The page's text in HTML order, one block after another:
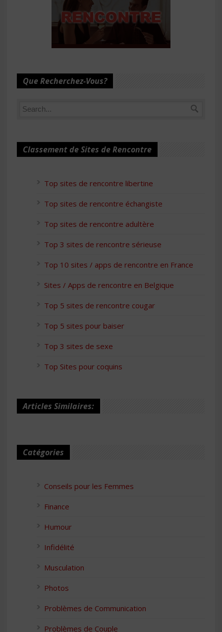
Que Recherchez-Vous?
Classement de Sites de Rencontre
Top sites de rencontre libertine
Top sites de rencontre échangiste
Top sites de rencontre adultère
Top 3 sites de rencontre sérieuse
Top 10 sites / apps de rencontre en France
Sites / Apps de rencontre en Belgique
Top 5 sites de rencontre cougar
Top 5 sites pour baiser
Top 3 sites de sexe
Top Sites pour coquins
Articles Similaires:
Catégories
Conseils pour les Femmes
Finance
Humour
Infidélité
Musculation
Photos
Problèmes de Communication
Problèmes de Couple